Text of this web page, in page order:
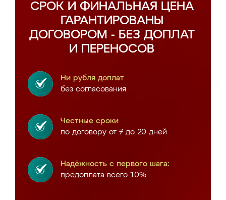
СРОК И ФИНАЛЬНАЯ ЦЕНА
ГАРАНТИРОВАНЫ
ДОГОВОРОМ - БЕЗ ДОПЛАТ
И ПЕРЕНОСОВ
Ни рубля доплат
без согласования
Честные сроки
по договору от 7 до 20 дней
Надёжность с первого шага:
предоплата всего 10%